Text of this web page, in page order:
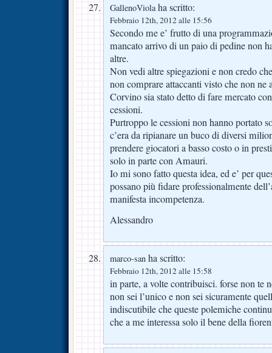
GallenoViolaha scritto:
Febbraio 12th, 2012 alle 15:56
Secondo me e’ frutto di una
mancato arrivo di un paio di pedine non
altre.
Non vedi altre spiegazioni e non credo
non comprare attaccanti visto che non ne
Corvino sia stato detto di fare mercato
cessioni.
Purtroppo le cessioni non hanno portato
c’era da ripianare un buco di diversi
prendere giocatori a basso costo o in
solo in parte con Amauri.
Io mi sono fatto questa idea, ed e’ per
possano più fidare professionalmente
manifesta incompetenza.
Alessandro
marco-san ha scritto:
Febbraio 12th, 2012 alle 15:58
in parte, a volte contribuisci. forse non te
non sei l’unico e non sei sicuramente
indiscutibile che queste polemiche
che a me interessa solo il bene della